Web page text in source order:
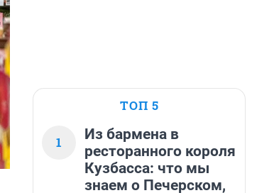
ТОП 5
1
Из бармена в
ресторанного короля
Кузбасса: что мы
знаем о Печерском,